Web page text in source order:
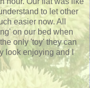
to let other
easier now. All
on our bed when
only 'toy' they can
look enjoying and I